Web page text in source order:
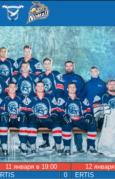
11 января в 19:00
12
0 ERTIS